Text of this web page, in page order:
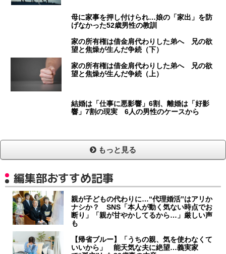
母に家事を押し付けられ…娘の「家出」を防
げなかった52歳男性の教訓
家の所有権は借金肩代わりした弟へ 兄の欲
望と焦燥が生んだ争続（下）
家の所有権は借金肩代わりした弟へ 兄の欲
望と焦燥が生んだ争続（上）
結婚は「仕事に悪影響」6割、離婚は「好影
響」7割の現実 6人の男性のケースから
もっと見る
編集部おすすめ記事
親が子どもの代わりに…“代理婚活”はアリか
ナシか？ SNS「本人が動く気ない時点でお
断り」「親が甘やかしてるから…」厳しい声
も
【帰省ブルー】「うちの親、気を使わなくて
いいから」 能天気な夫に絶望…義実家